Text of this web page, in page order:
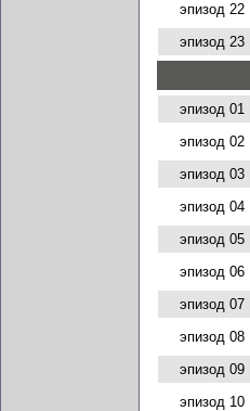
эпизод 22
эпизод 23
эпизод 01
эпизод 02
эпизод 03
эпизод 04
эпизод 05
эпизод 06
эпизод 07
эпизод 08
эпизод 09
эпизод 10